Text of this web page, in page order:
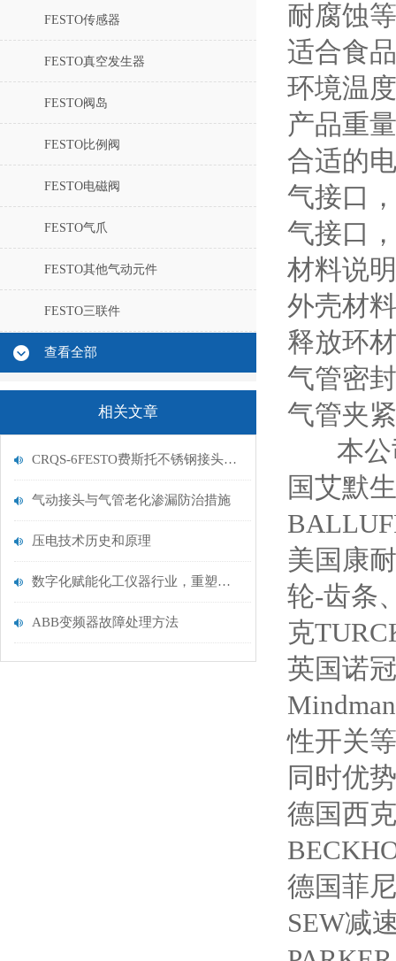
FESTO传感器
FESTO真空发生器
FESTO阀岛
FESTO比例阀
FESTO电磁阀
FESTO气爪
FESTO其他气动元件
FESTO三联件
查看全部
相关文章
CRQS-6FESTO费斯托不锈钢接头的安装和注意事项介绍
气动接头与气管老化渗漏防治措施
压电技术历史和原理
数字化赋能化工仪器行业，重塑企业经营效能
ABB变频器故障处理方法
耐腐蚀
适合食
环境温
产品重
合适的
气接口
气接口
材料说
外壳材
释放环
气管密
气管夹
本公
国艾默
美国康
轮-齿条
克
英国诺
性开关
同时优
德国西
德国菲
SEW减